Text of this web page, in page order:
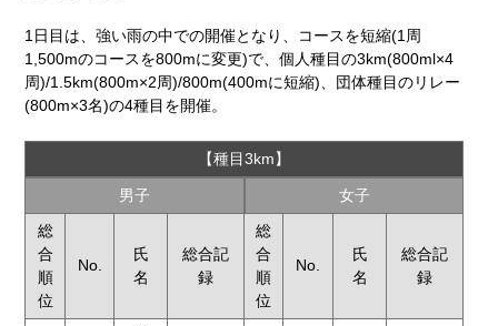
1日目は、強い雨の中での開催となり、コースを短縮(1周
1,500mのコースを800mに変更)で、個人種目の3km(800ml×4
周)/1.5km(800m×2周)/800m(400mに短縮)、団体種目のリレー
(800m×3名)の4種目を開催。
【種目3km】
男子
女子
総
合
順
位
No.
氏
名
総合記
録
総
合
順
位
No.
氏
名
総合記
録